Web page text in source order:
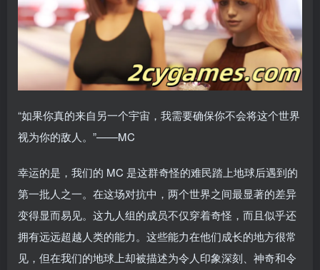
“如果你真的来自另一个宇宙，我需要确保你不会将这个世界
视为你的敌人。”——MC
幸运的是，我们的 MC 是这群奇怪的难民踏上地球后遇到的
第一批人之一。在这场对抗中，两个世界之间最显著的差异
变得显而易见。这九人组的成员不仅穿着奇怪，而且似乎还
拥有远远超越人类的能力。这些能力在他们成长的地方很常
见，但在我们的地球上却被描述为令人印象深刻、神奇和令